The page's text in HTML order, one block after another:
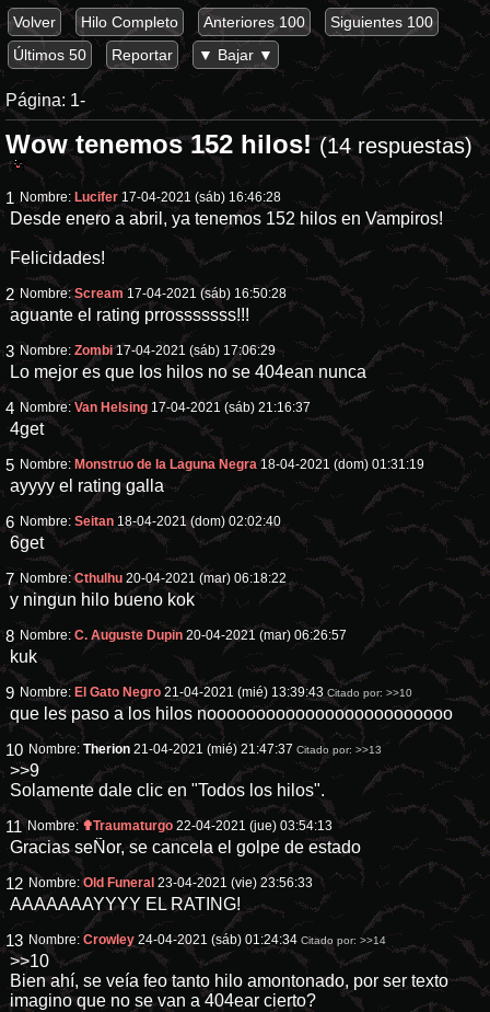
Volver Hilo Completo Anteriores 100
Siguientes 100
Últimos 50
Reportar ▼ Bajar ▼
Página: 1-
Wow tenemos 152 hilos!(14 respuestas)
1 Nombre: Lucifer 17-04-2021 (sáb) 16:46:28
Desde enero a abril, ya tenemos 152 hilos en Vampiros!
Felicidades!
2 Nombre:Scream 17-04-2021 (sáb) 16:50:28
aguante el rating prrosssssss!!!
3 Nombre:Zombi 17-04-2021 (sáb) 17:06:29
Lo mejor es que los hilos no se 404ean nunca
4 Nombre:Van Helsing 17-04-2021 (sáb) 21:16:37
4get
5 Nombre: Monstruo de la Laguna Negra 18-04-2021 (dom) 01:31:19
ayyyy el rating galla
6 Nombre:Seitan 18-04-2021 (dom) 02:02:40
6get
7 Nombre:Cthulhu 20-04-2021 (mar) 06:18:22
y ningun hilo bueno kok
8 Nombre:C. Auguste Dupin 20-04-2021 (mar) 06:26:57
kuk
9 Nombre: El Gato Negro 21-04-2021 (mié) 13:39:43 Citado por:>>10
que les paso a los hilos nooooooooooooooooooooooooo
10 Nombre:Therion 21-04-2021 (mié) 21:47:37 Citado por:>>13
>>9
Solamente dale clic en "Todos los hilos".
11 Nombre:✟Traumaturgo 22-04-2021 (jue) 03:54:13
Gracias seÑor, se cancela el golpe de estado
12 Nombre:Old Funeral 23-04-2021 (vie) 23:56:33
AAAAAAAYYYY EL RATING!
13 Nombre:Crowley 24-04-2021 (sáb) 01:24:34 Citado por:>>14
>>10
Bien ahí, se veía feo tanto hilo amontonado, por ser texto
imagino que no se van a 404ear cierto?